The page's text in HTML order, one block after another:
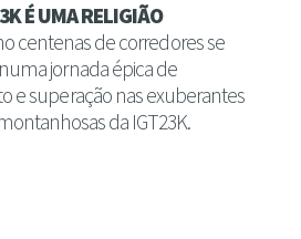
É UMA RELIGIÃO
centenas de corredores se
jornada épica de
e superação nas exuberantes
da IGT23K.